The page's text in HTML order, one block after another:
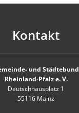
Kontakt
und Städtebund
Rheinland-Pfalz e. V.
Deutschhausplatz 1
55116 Mainz